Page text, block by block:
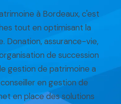
à Bordeaux, c'est
tout en optimisant la
Donation, assurance-vie,
de succession
gestion de patrimoine a
en gestion de
en place des solutions